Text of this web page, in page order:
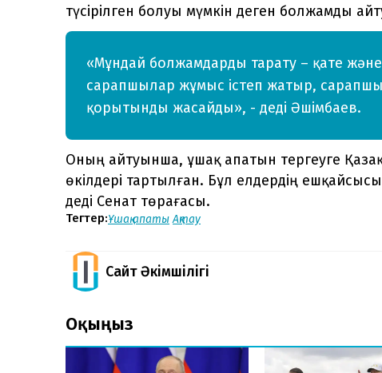
түсірілген болуы мүмкін деген болжамды
«Мұндай болжамдарды тарату – қате және
сарапшылар жұмыс істеп жатыр,
қорытынды жасайды», - деді Әшімбаев.
Оның айтуынша, ұшақ апатын тергеуге
өкілдері тартылған. Бұл елдердің
деді Сенат төрағасы.
Тегтер:Ұшақ апаты Ақтау
Сайт Әкімшілігі
Оқыңыз